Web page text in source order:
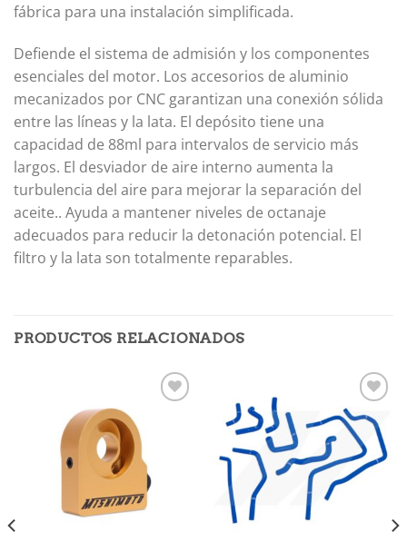
fábrica para una instalación simplificada.
Defiende el sistema de admisión y los componentes
esenciales del motor. Los accesorios de aluminio
mecanizados por CNC garantizan una conexión sólida
entre las líneas y la lata. El depósito tiene una
capacidad de 88ml para intervalos de servicio más
largos. El desviador de aire interno aumenta la
turbulencia del aire para mejorar la separación del
aceite.. Ayuda a mantener niveles de octanaje
adecuados para reducir la detonación potencial. El
filtro y la lata son totalmente reparables.
PRODUCTOS RELACIONADOS
Añadir
a la
lista de
deseos